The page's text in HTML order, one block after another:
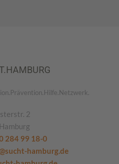
2
284 99 18-0
hamburg.de